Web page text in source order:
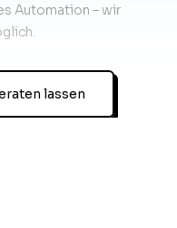
Automation – wir
lassen